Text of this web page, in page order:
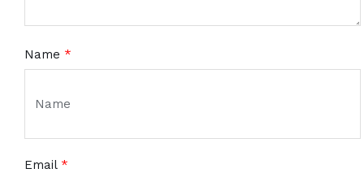
Name *
Email *